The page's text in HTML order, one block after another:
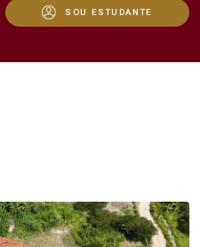
SOU ESTUDANTE